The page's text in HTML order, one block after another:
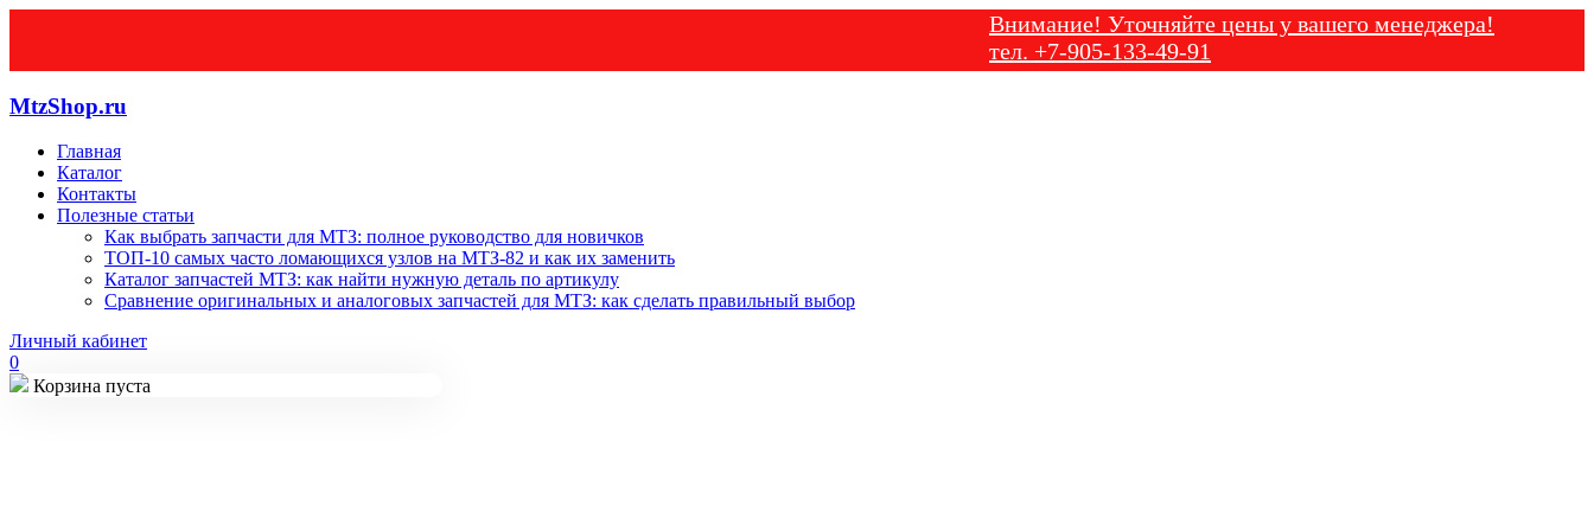
Внимание! Уточняйте цены у вашего менеджера!
тел. +7-905-133-49-91
MtzShop.ru
Главная
Каталог
Контакты
Полезные статьи
Как выбрать запчасти для МТЗ: полное руководство для новичков
ТОП-10 самых часто ломающихся узлов на МТЗ-82 и как их заменить
Каталог запчастей МТЗ: как найти нужную деталь по артикулу
Сравнение оригинальных и аналоговых запчастей для МТЗ: как сделать правильный выбор
Личный кабинет
0
Корзина пуста